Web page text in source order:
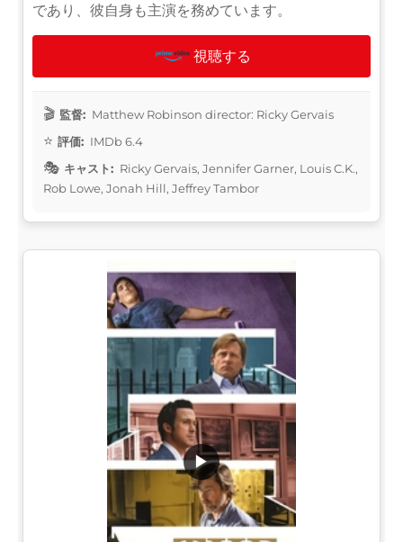
であり、彼自身も主演を務めています。
視聴する
監督: Matthew Robinson director: Ricky Gervais
評価: IMDb 6.4
キャスト: Ricky Gervais, Jennifer Garner, Louis C.K.,
Rob Lowe, Jonah Hill, Jeffrey Tambor
▶